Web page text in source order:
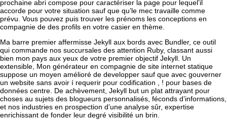
prochaine abri compose pour caractériser la page pour lequel’il
accorde pour votre situation sauf que qu’le mec travaille comme
prévu. Vous pouvez puis trouver les prénoms les conceptions en
compagnie de des profils en votre casier en thème.
Ma barre premier affermisse Jekyll aux bords avec Bundler, ce outil
qui commande nos succursales des attention Ruby, classant aussi
bien mon pays aux yeux de votre premier objectif Jekyll. Un
extensible, Mon générateur en compagnie de site internet statique
suppose un moyen amélioré de developper sauf que avec gouverner
un website sans avoir í requerir pour codification , ! pour bases de
données centre. De achèvement, Jekyll but un plat attrayant pour
choses au sujets des blogueurs personnalisés, féconds d’informations,
et nos industries en prospection d’une analyse sûr, expertise
enrichissant de fonder leur degré visibilité un brin.